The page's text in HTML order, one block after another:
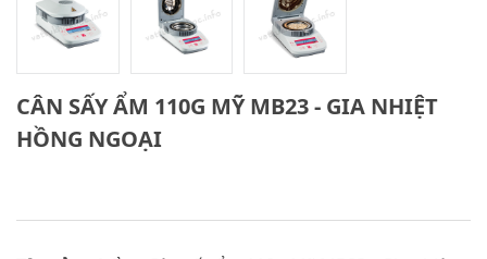
CÂN SẤY ẨM 110G MỸ MB23 - GIA NHIỆT
HỒNG NGOẠI